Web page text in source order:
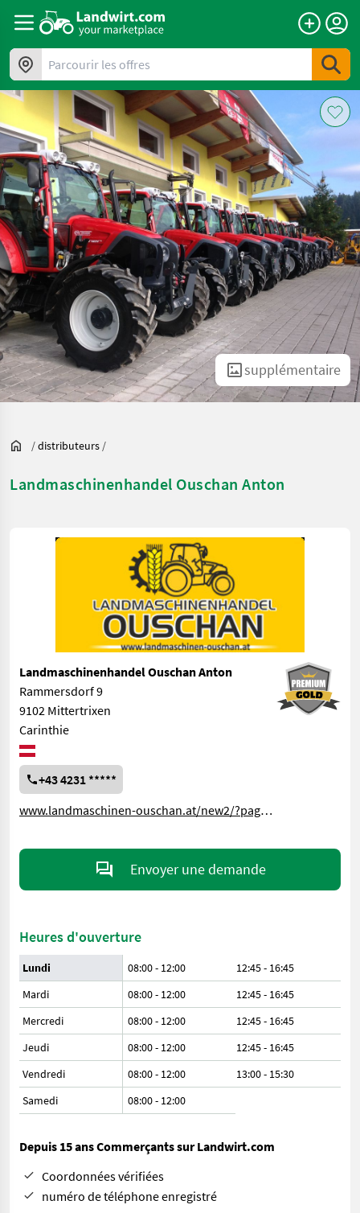
Parcourir les offres
supplémentaire
/distributeurs /
Landmaschinenhandel Ouschan Anton
Landmaschinenhandel Ouschan Anton
Rammersdorf 9
9102 Mittertrixen
Carinthie
+43 4231 *****
www.landmaschinen-ouschan.at/new2/?page_id=17295
Envoyer une demande
Heures d'ouverture
Lundi 08:00 - 12:00
12:45 - 16:45
Mardi
08:00 - 12:00
12:45 - 16:45
Mercredi
08:00 - 12:00
12:45 - 16:45
Jeudi
08:00 - 12:00
12:45 - 16:45
Vendredi
08:00 - 12:00
13:00 - 15:30
Samedi
08:00- 12:00
Depuis 15 ans Commerçants sur Landwirt.com
Coordonnées vérifiées
numéro de téléphone enregistré